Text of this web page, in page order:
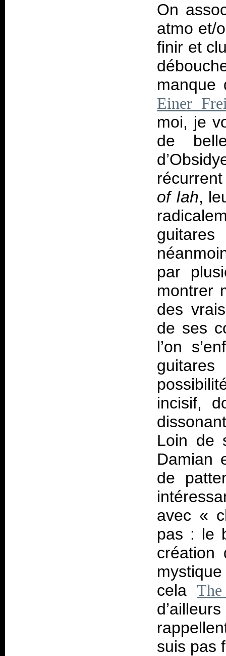
On
atmo et/
finir et
Einer
moi, je
de
of Iah,
par
montrer
des
de ses
l’on
guitares
incisif,
Loin de
Damian
de
avec «
pas : le
création
cela
suis pas